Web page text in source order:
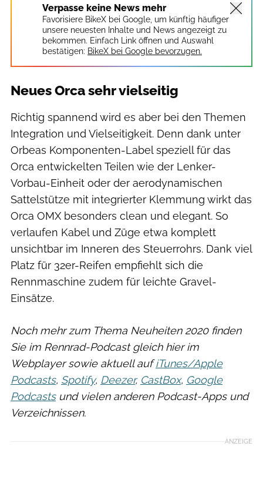
Verpasse keine News mehr
Favorisiere BikeX bei Google, um künftig häufiger
unsere neuesten Inhalte und News angezeigt zu
bekommen. Einfach Link öffnen und Auswahl
bestätigen: BikeX bei Google bevorzugen.
Neues Orca sehr vielseitig
Richtig spannend wird es aber bei den Themen
Integration und Vielseitigkeit. Denn dank unter
Orbeas Komponenten-Label speziell für das
Orca entwickelten Teilen wie der Lenker-
Vorbau-Einheit oder der aerodynamischen
Sattelstütze mit integrierter Klemmung wirkt das
Orca OMX besonders clean und elegant. So
verlaufen Kabel und Züge etwa komplett
unsichtbar im Inneren des Steuerrohrs. Dank viel
Platz für 32er-Reifen empfiehlt sich die
Rennmaschine zudem für leichte Gravel-
Einsätze.
Noch mehr zum Thema Neuheiten 2020 finden
Sie im Rennrad-Podcast gleich hier im
Webplayer sowie aktuell aufiTunes/Apple
Podcasts, Spotify, Deezer, CastBox, Google
Podcastsund vielen anderen Podcast-Apps und
Verzeichnissen.
ANZEIGE